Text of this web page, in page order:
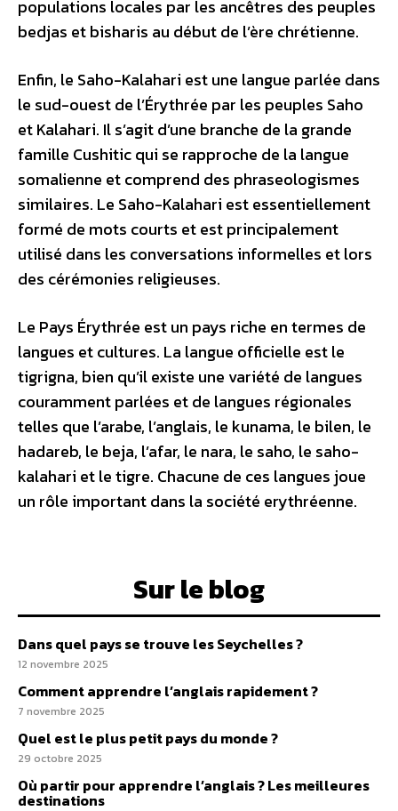
populations locales par les ancêtres des peuples
bedjas et bisharis au début de l’ère chrétienne.
Enfin, le Saho-Kalahari est une langue parlée dans
le sud-ouest de l’Érythrée par les peuples Saho
et Kalahari. Il s’agit d’une branche de la grande
famille Cushitic qui se rapproche de la langue
somalienne et comprend des phraseologismes
similaires. Le Saho-Kalahari est essentiellement
formé de mots courts et est principalement
utilisé dans les conversations informelles et lors
des cérémonies religieuses.
Le Pays Érythrée est un pays riche en termes de
langues et cultures. La langue officielle est le
tigrigna, bien qu’il existe une variété de langues
couramment parlées et de langues régionales
telles que l’arabe, l’anglais, le kunama, le bilen, le
hadareb, le beja, l’afar, le nara, le saho, le saho-
kalahari et le tigre. Chacune de ces langues joue
un rôle important dans la société erythréenne.
Sur le blog
Dans quel pays se trouve les Seychelles ?
12 novembre 2025
Comment apprendre l’anglais rapidement ?
7 novembre 2025
Quel est le plus petit pays du monde ?
29 octobre 2025
Où partir pour apprendre l’anglais ? Les meilleures
destinations